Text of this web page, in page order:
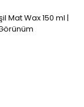
Mat Wax 150 ml |